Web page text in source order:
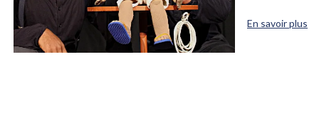
En savoir plus